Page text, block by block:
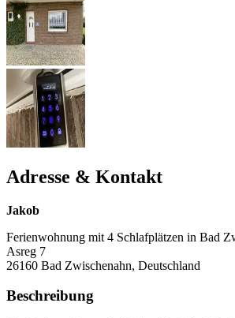
Adresse & Kontakt
Jakob
Ferienwohnung mit 4 Schlafplätzen in Bad
Asreg 7
26160 Bad Zwischenahn, Deutschland
Beschreibung